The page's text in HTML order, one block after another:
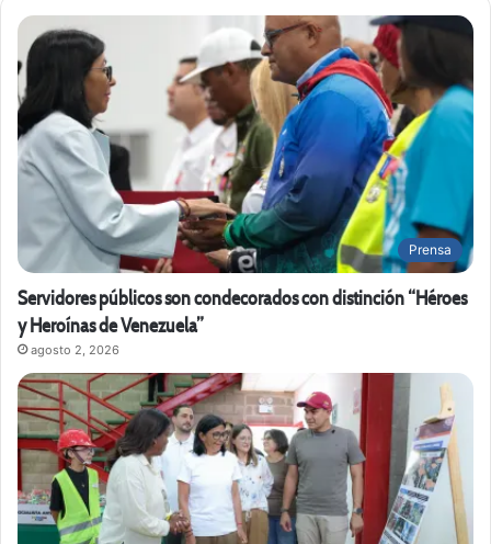
Prensa
Servidores públicos son condecorados con distinción “Héroes
y Heroínas de Venezuela”
agosto 2, 2026